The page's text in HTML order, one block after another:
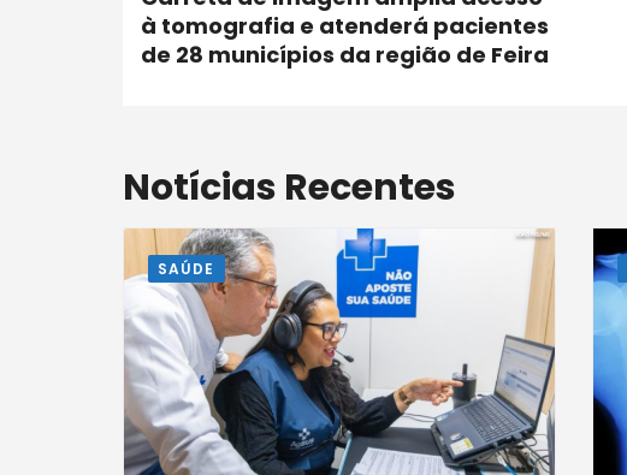
à tomografia e atenderá pacientes
de 28 municípios da região de Feira
Notícias Recentes
SAÚDE